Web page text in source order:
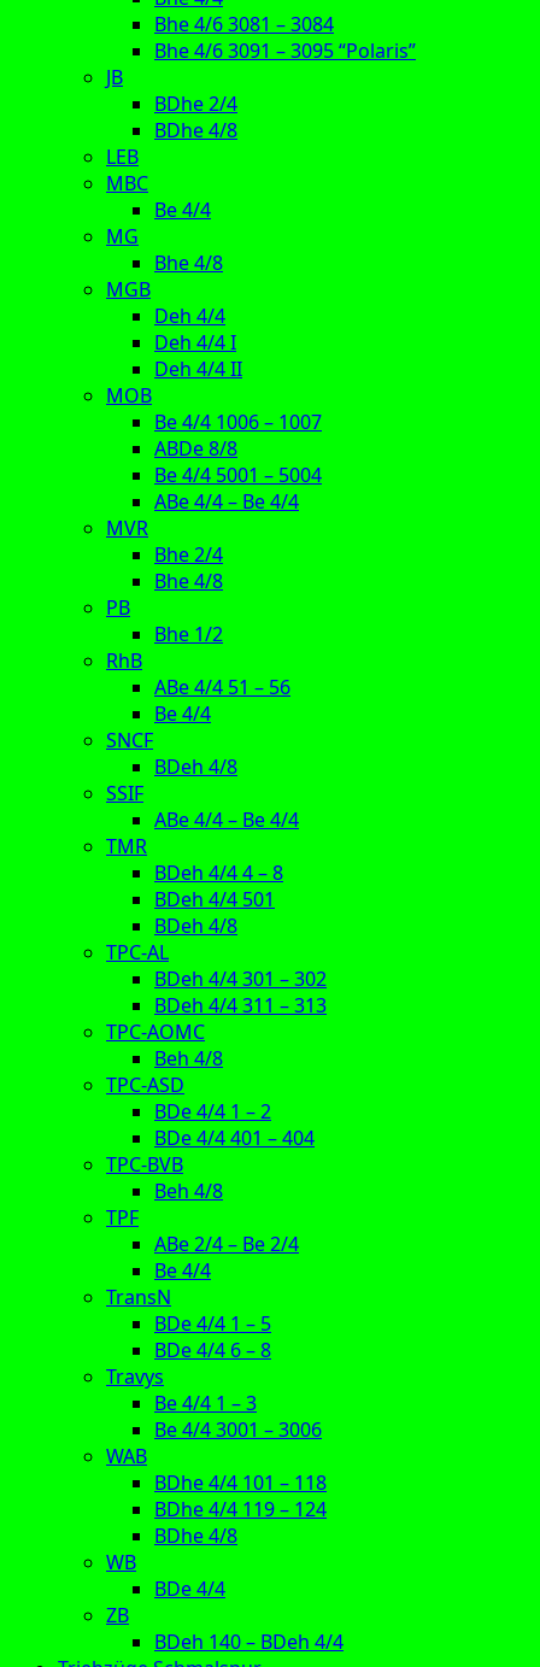
Bhe 4/6 3081 – 3084
Bhe 4/6 3091 – 3095 “Polaris”
JB
BDhe 2/4
BDhe 4/8
LEB
MBC
Be 4/4
MG
Bhe 4/8
MGB
Deh 4/4
Deh 4/4 I
Deh 4/4 II
MOB
Be 4/4 1006 – 1007
ABDe 8/8
Be 4/4 5001 – 5004
ABe 4/4 – Be 4/4
MVR
Bhe 2/4
Bhe 4/8
PB
Bhe 1/2
RhB
ABe 4/4 51 – 56
Be 4/4
SNCF
BDeh 4/8
SSIF
ABe 4/4 – Be 4/4
TMR
BDeh 4/4 4 – 8
BDeh 4/4 501
BDeh 4/8
TPC-AL
BDeh 4/4 301 – 302
BDeh 4/4 311 – 313
TPC-AOMC
Beh 4/8
TPC-ASD
BDe 4/4 1 – 2
BDe 4/4 401 – 404
TPC-BVB
Beh 4/8
TPF
ABe 2/4 – Be 2/4
Be 4/4
TransN
BDe 4/4 1 – 5
BDe 4/4 6 – 8
Travys
Be 4/4 1 – 3
Be 4/4 3001 – 3006
WAB
BDhe 4/4 101 – 118
BDhe 4/4 119 – 124
BDhe 4/8
WB
BDe 4/4
ZB
BDeh 140 – BDeh 4/4